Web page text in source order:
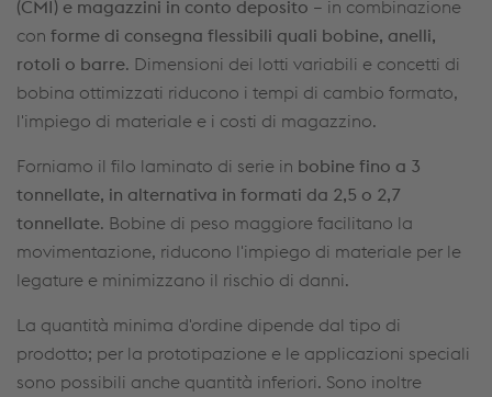
(CMI) e magazzini in conto deposito – in combinazione
con forme di consegna flessibili quali bobine, anelli,
rotoli o barre. Dimensioni dei lotti variabili e concetti di
bobina ottimizzati riducono i tempi di cambio formato,
l'impiego di materiale e i costi di magazzino.
Forniamo il filo laminato di serie in bobine fino a 3
tonnellate, in alternativa in formati da 2,5 o 2,7
tonnellate. Bobine di peso maggiore facilitano la
movimentazione, riducono l'impiego di materiale per le
legature e minimizzano il rischio di danni.
La quantità minima d'ordine dipende dal tipo di
prodotto; per la prototipazione e le applicazioni speciali
sono possibili anche quantità inferiori. Sono inoltre